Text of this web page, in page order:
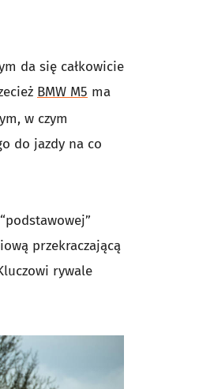
da się całkowicie
BMW M5 ma
w czym
do jazdy na co
przekraczającą
rywale